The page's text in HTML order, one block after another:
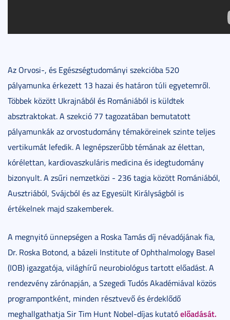
Az Orvosi-, és Egészségtudományi szekcióba 520
pályamunka érkezett 13 hazai és határon túli egyetemről.
Többek között Ukrajnából és Romániából is küldtek
absztraktokat. A szekció 77 tagozatában bemutatott
pályamunkák az orvostudomány témaköreinek szinte teljes
vertikumát lefedik. A legnépszerűbb témának az élettan,
kórélettan, kardiovaszkuláris medicina és idegtudomány
bizonyult. A zsűri nemzetközi - 236 tagja között Romániából,
Ausztriából, Svájcból és az Egyesült Királyságból is
értékelnek majd szakemberek.
A megnyitó ünnepségen a Roska Tamás díj névadójának fia,
Dr. Roska Botond, a bázeli Institute of Ophthalmology Basel
(IOB) igazgatója, világhírű neurobiológus tartott előadást. A
rendezvény zárónapján, a Szegedi Tudós Akadémiával közös
programpontként, minden résztvevő és érdeklődő
meghallgathatja Sir Tim Hunt Nobel-díjas kutatóelőadását.